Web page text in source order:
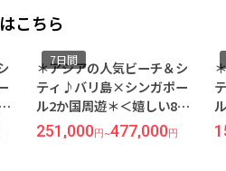
こちら
＊アジアの人気ビーチ＆シ
ティ♪バリ島×シンガポー
ル2か国周遊＊＜嬉しい8時
間カーチャーター付き！＞
バリらしさを感じる立地抜
7日間
251,000円~477,000円
＊
テ
ル2
間